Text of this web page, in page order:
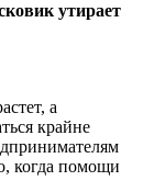
утирает
а
крайне
когда помощи